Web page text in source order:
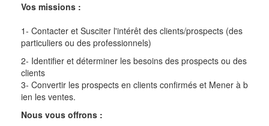
Vos missions :
1- Contacter et Susciter l'intérêt des clients/prospects (des
particuliers ou des professionnels)
2- Identifier et déterminer les besoins des prospects ou des
clients
3- Convertir les prospects en clients confirmés et Mener à b
ien les ventes.
Nous vous offrons :